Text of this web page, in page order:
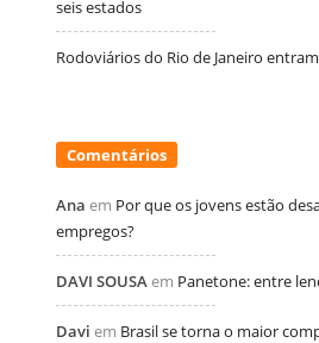
seis estados
Rodoviários do Rio de Janeiro
Comentários
Ana em Por que os jovens estão
empregos?
DAVI SOUSAem Panetone: entre
Davi em Brasil se torna o maior